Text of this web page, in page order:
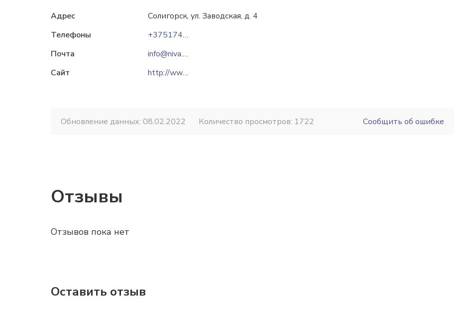
Адрес
Солигорск, ул. Заводская, д. 4
Телефоны
+375174269803
Почта
info@niva.by
Сайт
http://www.niva.by
Обновление данных: 08.02.2022 Количество просмотров: 1722 Сообщить об ошибке
Отзывы
Отзывов пока нет
Оставить отзыв